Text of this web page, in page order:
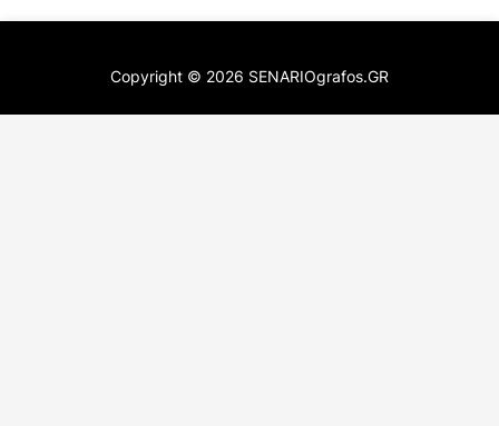
Copyright © 2026 SENARIOgrafos.GR